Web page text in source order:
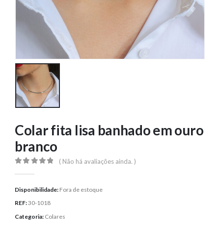
Colar fita lisa banhado em ouro
branco
( Não há avaliações ainda. )
Disponibilidade: Fora de estoque
REF:30-1018
Categoria: Colares